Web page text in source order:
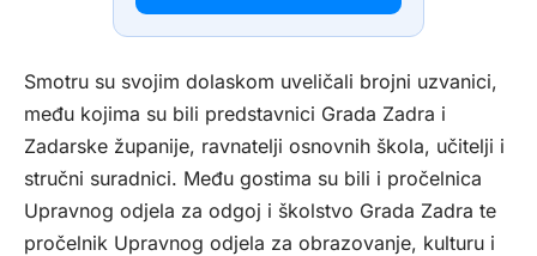
Smotru su svojim dolaskom uveličali brojni uzvanici,
među kojima su bili predstavnici Grada Zadra i
Zadarske županije, ravnatelji osnovnih škola, učitelji i
stručni suradnici. Među gostima su bili i pročelnica
Upravnog odjela za odgoj i školstvo Grada Zadra te
pročelnik Upravnog odjela za obrazovanje, kulturu i